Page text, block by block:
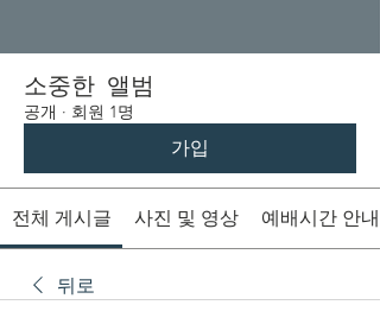
소중한 앨범
공개 · 회원 1명
가입
전체 게시글 사진 및 영상 예배시간 안내
뒤로